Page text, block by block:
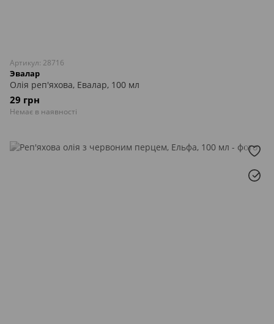
Артикул: 28716
Эвалар
Олія реп'яхова, Евалар, 100 мл
29 грн
Немає в наявності